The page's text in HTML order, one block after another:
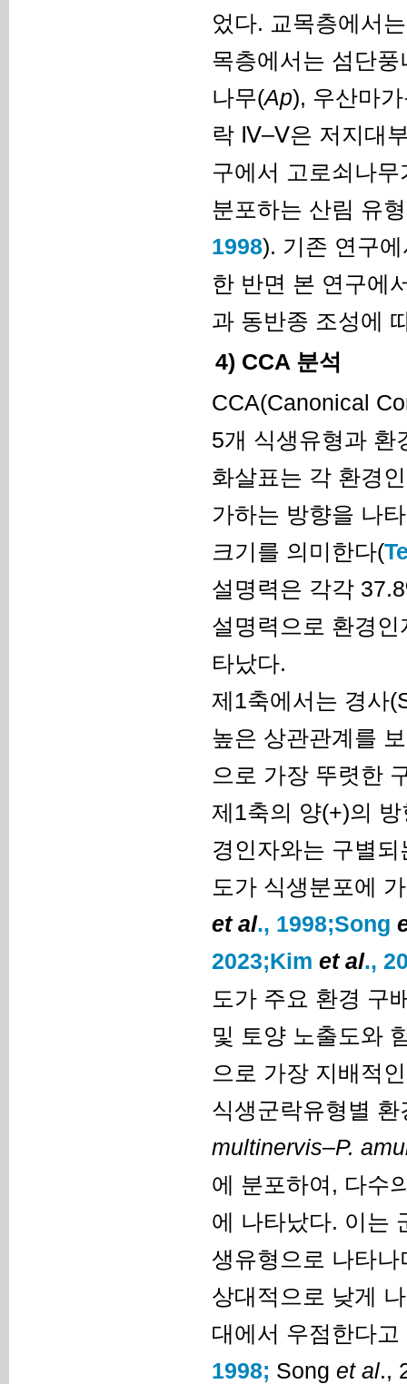
었다. 교목층에서
목층에서는 섬단풍
나무(Ap), 우산마
락 Ⅳ–Ⅴ은 저지대
구에서 고로쇠나
분포하는 산림 유
1998). 기존 연구
한 반면 본 연구에
과 동반종 조성에
4) CCA 분석
CCA(Canonical
5개 식생유형과 환
화살표는 각 환경
가하는 방향을 나
크기를 의미한다(
설명력은 각각
설명력으로 환경
타났다.
제1축에서는 경사
높은 상관관계를
으로 가장 뚜렷한
제1축의 양(+)의
경인자와는 구별
도가 식생분포에
et al., 1998;Song
2023;Kim et al.,
도가 주요 환경 구
및 토양 노출도와
으로 가장 지배적
식생군락유형별 환
multinervis–P.
에 분포하여, 다수
에 나타났다. 이는
생유형으로 나타
상대적으로 낮게
대에서 우점한다
1998; Song et al.,